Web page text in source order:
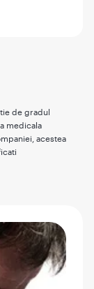
de gradul
medicala
acestea